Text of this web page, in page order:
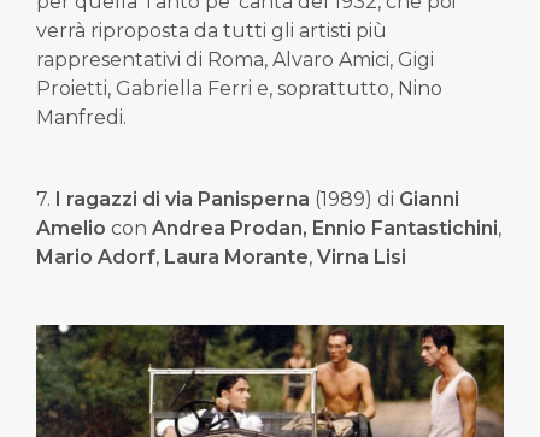
verrà riproposta da tutti gli artisti più
rappresentativi di Roma, Alvaro Amici, Gigi
Proietti, Gabriella Ferri e, soprattutto, Nino
Manfredi.
7. I ragazzi di via Panisperna (1989) di Gianni
Amelio con Andrea Prodan, Ennio Fantastichini,
Mario Adorf, Laura Morante, Virna Lisi